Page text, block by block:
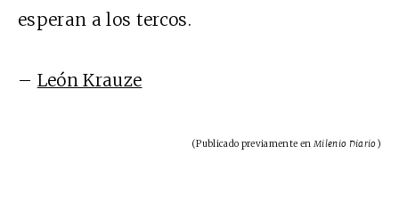
esperan a los tercos.
– León Krauze
(Publicado previamente en Milenio Diario)